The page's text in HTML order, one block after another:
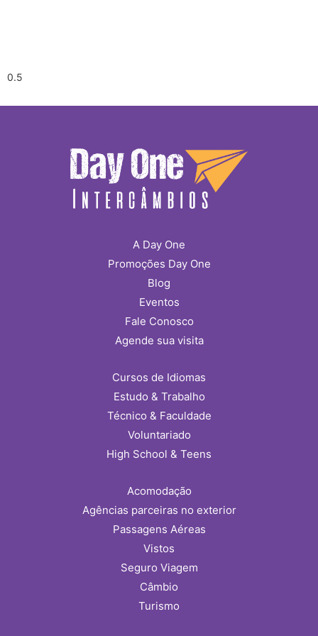
A Day One
Promoções Day One
Blog
Eventos
Fale Conosco
Agende sua visita
Cursos de Idiomas
Estudo & Trabalho
Técnico & Faculdade
Voluntariado
High School & Teens
Acomodação
Agências parceiras no exterior
Passagens Aéreas
Vistos
Seguro Viagem
Câmbio
Turismo